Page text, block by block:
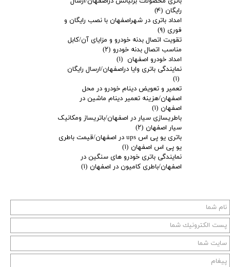
رایگان (۴)
امداد باتری در شهراصفهان با نصب رایگان و
فوری (۹)
تقویت اتصال بدنه خودرو و مزایای آن/کابل
مناسب اتصال بدنه خودرو (۲)
امداد خودرو اصفهان (۱)
نمایندگی باتری وایا دراصفهان/ارسال رایگان
(۱)
تعمیر و تعویض دینام خودرو در محل
اصفهان/هزینه تعمیر دینام ماشین در
اصفهان (۱)
باطریسازی سیار در اصفهان/باتریساز ومکانیک
سیار اصفهان (۲)
باتری یو پی اس ups در اصفهان/قیمت باطری
یو پی اس اصفهان (۱)
نمایندگی باتری خودرو های سنگین در
اصفهان/باطری کامیون در اصفهان (۱)